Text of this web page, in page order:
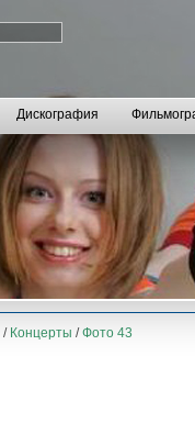
Дискография
/ Концерты /Фото 43